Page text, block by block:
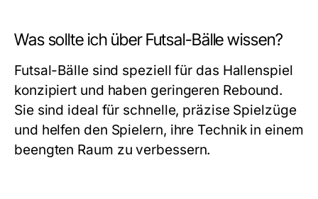
Was sollte ich über Futsal-Bälle wissen?
Futsal-Bälle sind speziell für das Hallenspiel
konzipiert und haben geringeren Rebound.
Sie sind ideal für schnelle, präzise Spielzüge
und helfen den Spielern, ihre Technik in einem
beengten Raum zu verbessern.